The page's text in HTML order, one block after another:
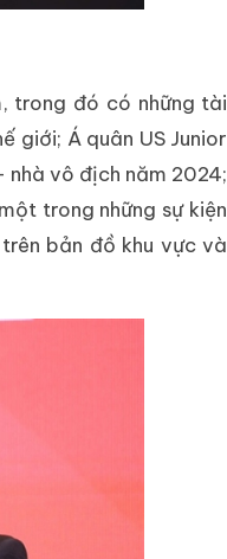
trong đó có những tài
giới; Á quân US Junior
nhà vô địch năm 2024;
trong những sự kiện
bản đồ khu vực và